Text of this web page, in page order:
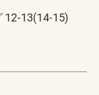
12-13(14-15)